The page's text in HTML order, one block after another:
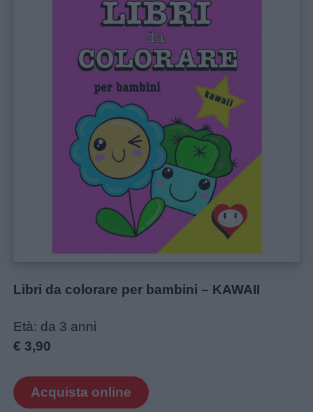
Libri da colorare per bambini – KAWAII
Età: da 3 anni
€ 3,90
Acquista online